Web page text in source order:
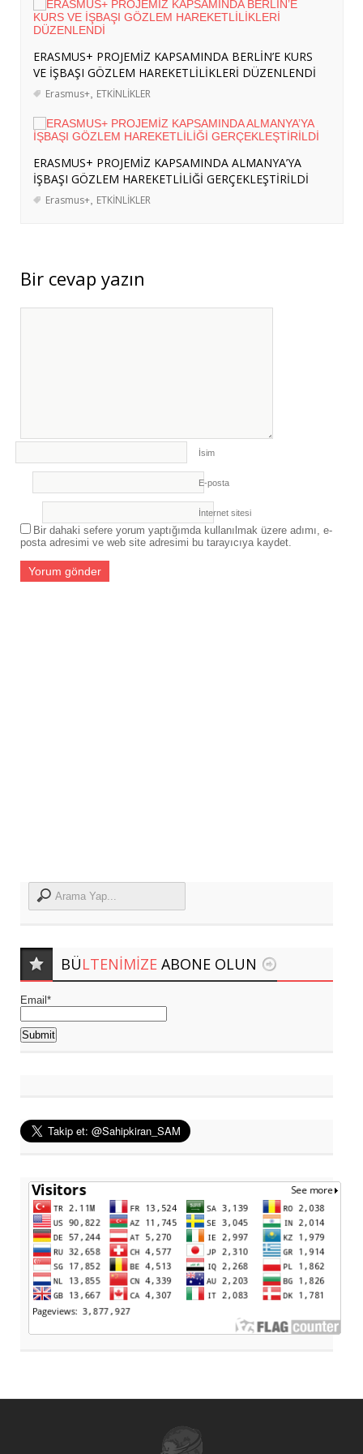
ROLLER- 3 Ağustos 2026
ABD-İRAN GERİLİMİ: SAVAŞ ÖNCESİ
BÖLGESEL HAZIRLIKLAR, STRATEJİK
HEDEFLER VE GELECEK PROJEKSİYONU-
29 Temmuz 2026
SASAM’DAN ERASMUS+ KAPSAMINDA
İSVEÇ’E HAZIRLIK ZİYARETİ- 27 Temmuz
2026
SASAM, “ARAZİ TAHRİBATININ
DENGELENMESİ İÇİN BÖLGESEL
ERASMUS+ PROJEMİZ KAPSAMINDA
UZMANLARIMIZ İSPANYA’DA KURSA
ERASMUS+ PROJEMİZ KAPSAMINDA BERLİN’E KURS
VE İŞBAŞI GÖZLEM HAREKETLİLİKLERİ DÜZENLENDİ
Erasmus+ ETKİNLİKLER
ERASMUS+ PROJEMİZ KAPSAMINDA ALMANYA’YA
İŞBAŞI GÖZLEM HAREKETLİLİĞİ GERÇEKLEŞTİRİLDİ
Erasmus+ ETKİNLİKLER
Bir cevap yazın
İsim
E-posta
İnternet sitesi
Bir dahaki sefere yorum yaptığımda kullanılmak üzere adımı, e-
posta adresimi ve web site adresimi bu tarayıcıya kaydet.
BÜLTENIMIZE ABONE OLUN
Email*